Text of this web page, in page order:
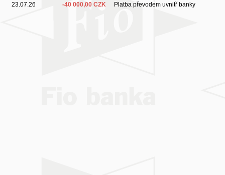
23.07.26 -40 000,00 CZK Platba převodem uvnitř banky